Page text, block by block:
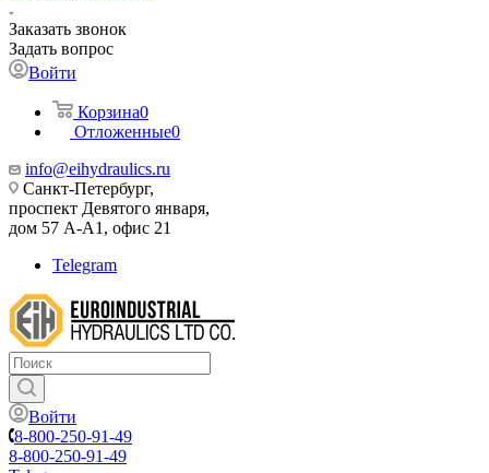
Заказать звонок
Задать вопрос
Войти
Корзина0
Отложенные0
info@eihydraulics.ru
Санкт-Петербург,
проспект Девятого января,
дом 57 А-А1, офис 21
Telegram
Войти
8-800-250-91-49
8-800-250-91-49